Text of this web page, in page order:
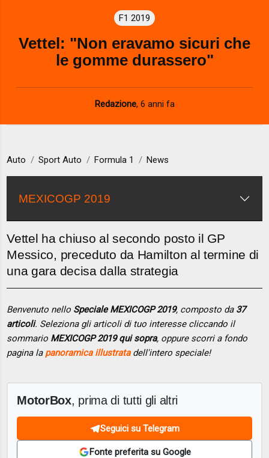
F1 2019
Vettel: "Non eravamo sicuri che
le gomme durassero"
Redazione, 6 anni fa
Auto Sport Auto Formula 1 News
MEXICOGP 2019
Vettel ha chiuso al secondo posto il GP
Messico, preceduto da Hamilton al termine di
una gara decisa dalla strategia
Benvenuto nello Speciale MEXICOGP 2019, composto da 37
articoli. Seleziona gli articoli di tuo interesse cliccando il
sommario MEXICOGP 2019 qui sopra, oppure scorri a fondo
pagina la panoramica illustratadell'intero speciale!
MotorBox, prima di tutti gli altri
Seguici su Telegram
Fonte preferita su Google